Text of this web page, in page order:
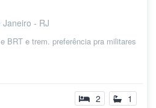
Janeiro - RJ
BRT e trem. preferência pra militares
2 1